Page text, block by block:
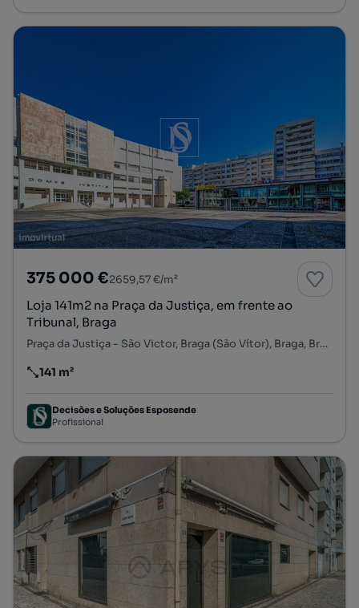
375 000 €2659,57 €/m²
Loja 141m2 na Praça da Justiça, em frente ao
Tribunal, Braga
Praça da Justiça - São Victor, Braga (São Vítor), Braga, Braga
Preço por metro quadrado
141 m²
Decisões e Soluções Esposende
Profissional